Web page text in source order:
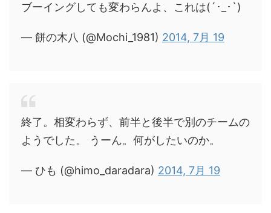
ブーイングしても変わらんよ、これは(´･_･`)
— 餅の木八 (@Mochi_1981) 2014, 7月 19
終了。相変わらず、前半と後半で別のチームの
ようでした。 うーん。何がしたいのか。
— ひも (@himo_daradara) 2014, 7月 19